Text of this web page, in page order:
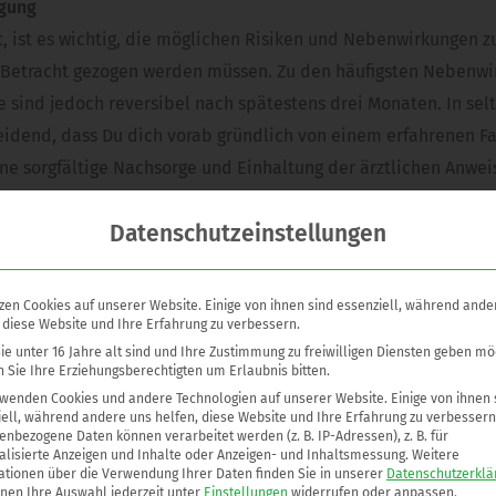
ist es wichtig, die möglichen Risiken und Nebenwirkungen
gezogen werden müssen. Zu den häufigsten
sind jedoch reversibel nach spätestens drei Monaten. In
dass Du dich vorab gründlich von einem erfahrenen
sorgfältige Nachsorge und Einhaltung der ärztlichen
fördern.
für ein zufriedenstellendes Ergebnis
zusätzlich an Gewicht. Dies kann zu einem
Liposuktion erfolgen sollte. Bei straffer Haut kann die
nachzudenken, oder über eine
Ihren Heilungsprozess und das endgültige ästhetische
Datenschutzeinstellungen
Cookies auf unserer Website. Einige von ihnen sind essenziell, während
Website und Ihre Erfahrung zu verbessern.
unter 16 Jahre alt sind und Ihre Zustimmung zu freiwilligen Diensten geben
Sie Ihre Erziehungsberechtigten um Erlaubnis bitten.
Cookies und andere Technologien auf unserer Website. Einige von ihnen
während andere uns helfen, diese Website und Ihre Erfahrung zu
Daten können verarbeitet werden (z. B. IP-Adressen), z. B. für
Anzeigen und Inhalte oder Anzeigen- und Inhaltsmessung. Weitere
über die Verwendung Ihrer Daten finden Sie in unserer
Ihre Auswahl jederzeit unter Einstellungen widerrufen oder anpassen.